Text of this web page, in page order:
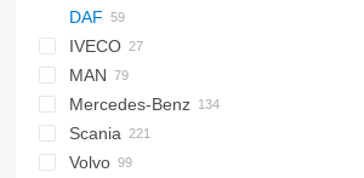
DAF
CF
CF 65
CF 75
CF 85
CF 450
LF
LF 45
LF 45 180
LF 55
XF
XF 95
XF 105
XG
XG+
F-MAX
IVECO
EuroCargo
Eurotech
Eurotrakker
S-Way
MAN
F90
LE
Lion's series
Mercedes-Benz
Actros
Antos
Magnum
Premium
Scania
G-series
Volvo